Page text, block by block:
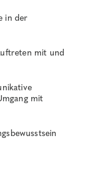
in der
mit und
mit